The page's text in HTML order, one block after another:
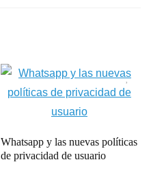
Whatsapp y las nuevas políticas
de privacidad de usuario